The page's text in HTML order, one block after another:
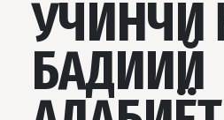
УЧИНЧИ
БАДИИЙ